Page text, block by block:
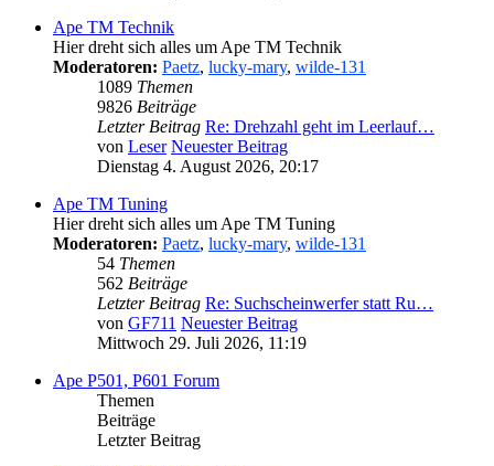
Ape TM Technik
Hier dreht sich alles um Ape TM Technik
Moderatoren: Paetz, lucky-mary, wilde-131
1089 Themen
9826 Beiträge
Letzter Beitrag Re: Drehzahl geht im Leerlauf…
von Leser Neuester Beitrag
Dienstag 4. August 2026, 20:17
Ape TM Tuning
Hier dreht sich alles um Ape TM Tuning
Moderatoren: Paetz, lucky-mary, wilde-131
54 Themen
562 Beiträge
Letzter Beitrag Re: Suchscheinwerfer statt Ru…
von GF711 Neuester Beitrag
Mittwoch 29. Juli 2026, 11:19
Ape P501, P601 Forum
Themen
Beiträge
Letzter Beitrag